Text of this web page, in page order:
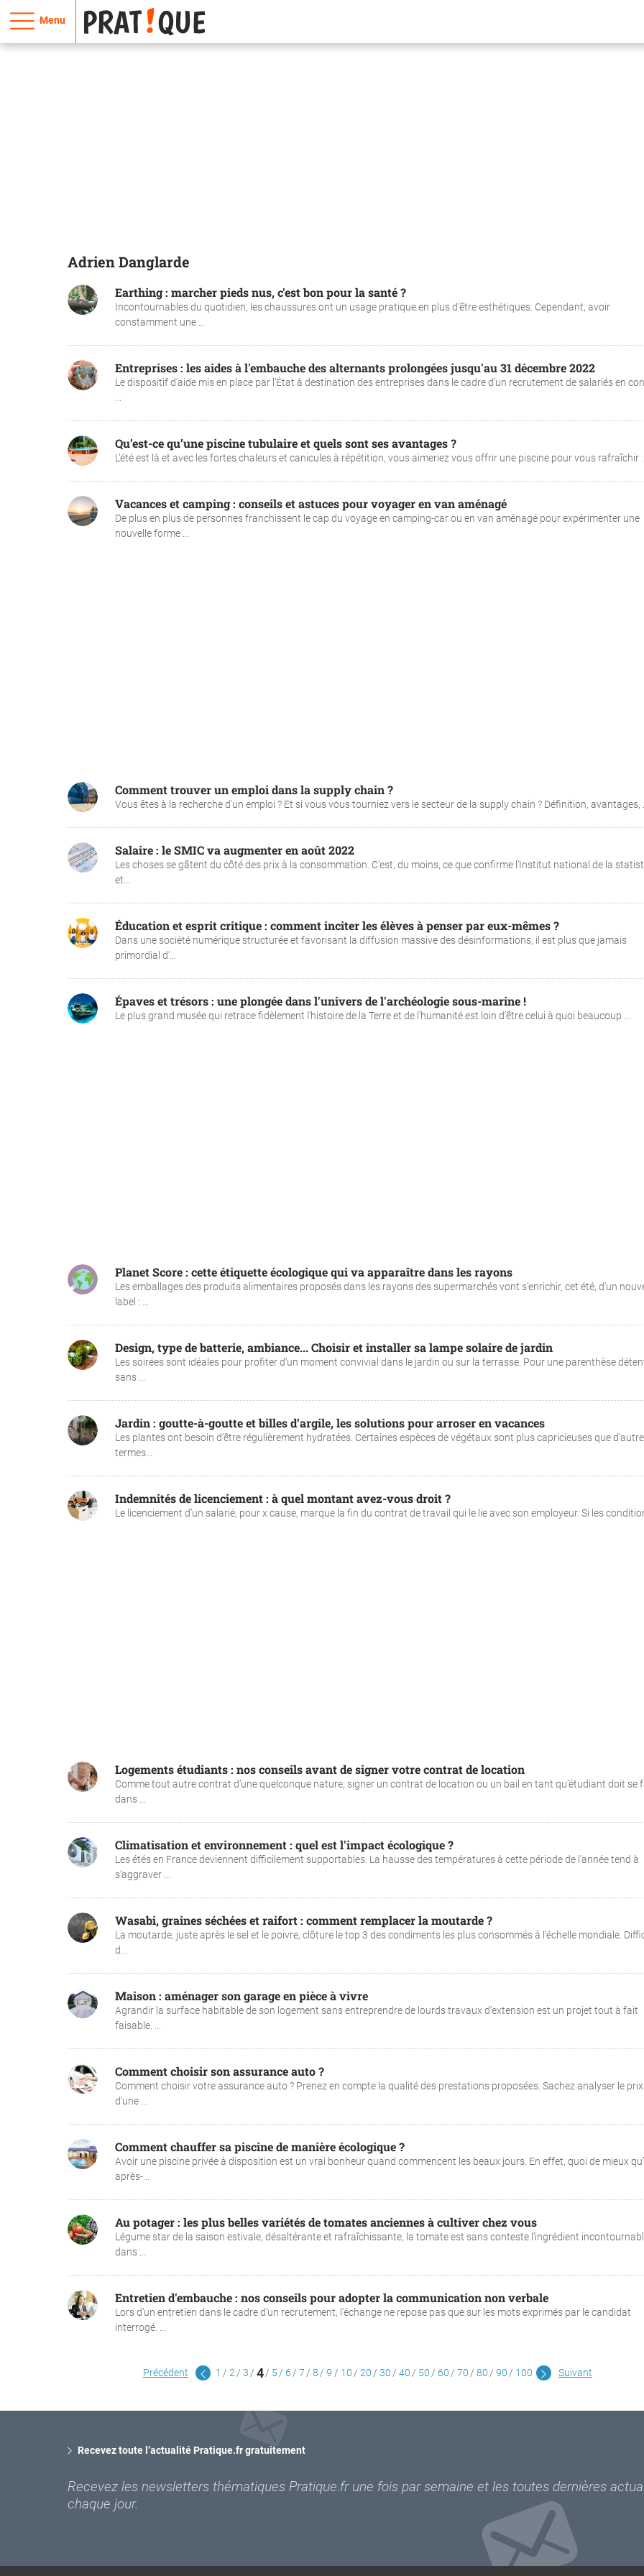
Menu
Adrien Danglarde
Earthing : marcher pieds nus, c'est bon pour la santé ?
Incontournables du quotidien, les chaussures ont un usage pratique en plus d’être esthétiques. Cependant, avoir
constamment une ...
Entreprises : les aides à l'embauche des alternants prolongées jusqu'au 31 décembre 2022
Le dispositif d’aide mis en place par l’État à destination des entreprises dans le cadre d’un recrutement de salariés en
Qu’est-ce qu’une piscine tubulaire et quels sont ses avantages ?
L’été est là et avec les fortes chaleurs et canicules à répétition, vous aimeriez vous offrir une piscine pour vous rafraîchir
Vacances et camping : conseils et astuces pour voyager en van aménagé
De plus en plus de personnes franchissent le cap du voyage en camping-car ou en van aménagé pour expérimenter une
nouvelle forme ...
Comment trouver un emploi dans la supply chain ?
Vous êtes à la recherche d’un emploi ? Et si vous vous tourniez vers le secteur de la supply chain ? Définition, avantages,
Salaire : le SMIC va augmenter en août 2022
Les choses se gâtent du côté des prix à la consommation. C’est, du moins, ce que confirme l’Institut national de la
et...
Éducation et esprit critique : comment inciter les élèves à penser par eux-mêmes ?
Dans une société numérique structurée et favorisant la diffusion massive des désinformations, il est plus que jamais
primordial d’...
Épaves et trésors : une plongée dans l'univers de l'archéologie sous-marine !
Le plus grand musée qui retrace fidèlement l’histoire de la Terre et de l’humanité est loin d’être celui à quoi beaucoup ...
Planet Score : cette étiquette écologique qui va apparaître dans les rayons
Les emballages des produits alimentaires proposés dans les rayons des supermarchés vont s’enrichir, cet été, d’un
label : ...
Design, type de batterie, ambiance... Choisir et installer sa lampe solaire de jardin
Les soirées sont idéales pour profiter d’un moment convivial dans le jardin ou sur la terrasse. Pour une parenthèse
sans ...
Jardin : goutte-à-goutte et billes d’argile, les solutions pour arroser en vacances
Les plantes ont besoin d’être régulièrement hydratées. Certaines espèces de végétaux sont plus capricieuses que
termes...
Indemnités de licenciement : à quel montant avez-vous droit ?
Le licenciement d’un salarié, pour x cause, marque la fin du contrat de travail qui le lie avec son employeur. Si les
Logements étudiants : nos conseils avant de signer votre contrat de location
Comme tout autre contrat d’une quelconque nature, signer un contrat de location ou un bail en tant qu’étudiant doit se
dans ...
Climatisation et environnement : quel est l'impact écologique ?
Les étés en France deviennent difficilement supportables. La hausse des températures à cette période de l’année tend à
s’aggraver ...
Wasabi, graines séchées et raifort : comment remplacer la moutarde ?
La moutarde, juste après le sel et le poivre, clôture le top 3 des condiments les plus consommés à l’échelle mondiale.
d...
Maison : aménager son garage en pièce à vivre
Agrandir la surface habitable de son logement sans entreprendre de lourds travaux d’extension est un projet tout à fait
faisable. ...
Comment choisir son assurance auto ?
Comment choisir votre assurance auto ? Prenez en compte la qualité des prestations proposées. Sachez analyser le prix
d'une ...
Comment chauffer sa piscine de manière écologique ?
Avoir une piscine privée à disposition est un vrai bonheur quand commencent les beaux jours. En effet, quoi de mieux
après-...
Au potager : les plus belles variétés de tomates anciennes à cultiver chez vous
Légume star de la saison estivale, désaltérante et rafraîchissante, la tomate est sans conteste l’ingrédient
dans ...
Entretien d'embauche : nos conseils pour adopter la communication non verbale
Lors d’un entretien dans le cadre d’un recrutement, l’échange ne repose pas que sur les mots exprimés par le candidat
interrogé. ...
Précédent 1 2 3 4 5 6 7 8 9 10 20 30 40 50 60 70 80 90 100 Suivant
Recevez toute l’actualité Pratique.fr gratuitement
Recevez les newsletters thématiques Pratique.fr une fois par semaine et les toutes dernières
chaque jour.